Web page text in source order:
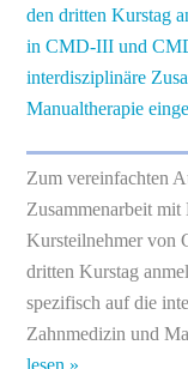
Zum vereinfachten
Zusammenarbeit
Kursteilnehmer
dritten Kurstag
spezifisch auf die
Zahnmedizin und